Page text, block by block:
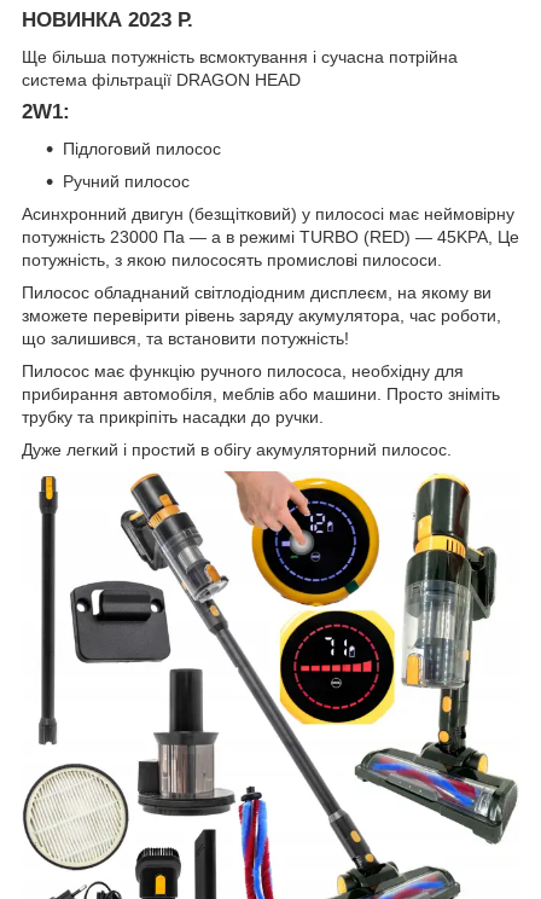
НОВИНКА 2023 Р.
Ще більша потужність всмоктування і сучасна потрійна
система фільтрації DRAGON HEAD
2W1:
Підлоговий пилосос
Ручний пилосос
Асинхронний двигун (безщітковий) у пилососі має неймовірну
потужність 23000 Па — а в режимі TURBO (RED) — 45KPA, Це
потужність, з якою пилососять промислові пилососи.
Пилосос обладнаний світлодіодним дисплеєм, на якому ви
зможете перевірити рівень заряду акумулятора, час роботи,
що залишився, та встановити потужність!
Пилосос має функцію ручного пилососа, необхідну для
прибирання автомобіля, меблів або машини. Просто зніміть
трубку та прикріпіть насадки до ручки.
Дуже легкий і простий в обігу акумуляторний пилосос.